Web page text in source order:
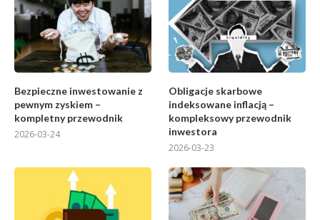
Bezpieczne inwestowanie z
pewnym zyskiem –
kompletny przewodnik
2026-03-24
Obligacje skarbowe
indeksowane inflacją –
kompleksowy przewodnik
inwestora
2026-03-23